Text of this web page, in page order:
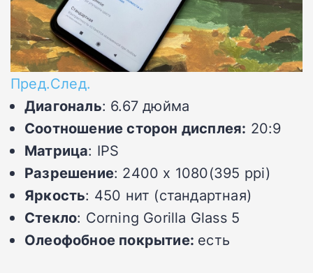
Пред.След.
Диагональ: 6.67 дюйма
Соотношение сторон дисплея: 20:9
Матрица: IPS
Разрешение: 2400 x 1080(395 ppi)
Яркость: 450 нит (стандартная)
Стекло: Corning Gorilla Glass 5
Олеофобное покрытие: есть